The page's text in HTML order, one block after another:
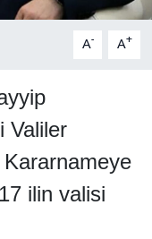
A- A+
Valiler
Kararnameye
ilin valisi